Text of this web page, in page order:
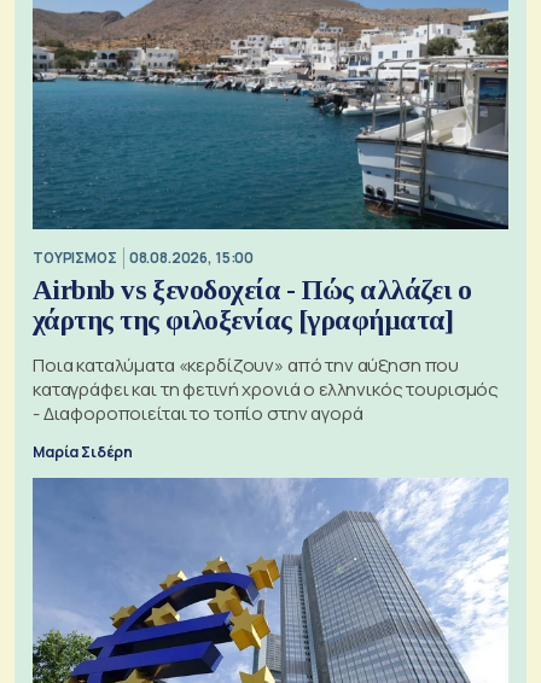
ΤΟΥΡΙΣΜΟΣ 08.08.2026, 15:00
Airbnb vs ξενοδοχεία - Πώς αλλάζει ο
χάρτης της φιλοξενίας [γραφήματα]
Ποια καταλύματα «κερδίζουν» από την αύξηση που
καταγράφει και τη φετινή χρονιά ο ελληνικός τουρισμός
- Διαφοροποιείται το τοπίο στην αγορά
Μαρία Σιδέρη